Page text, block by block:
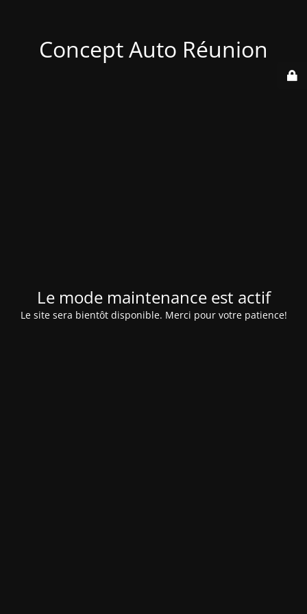
Concept Auto Réunion
Le mode maintenance est actif
Le site sera bientôt disponible. Merci pour votre patience!